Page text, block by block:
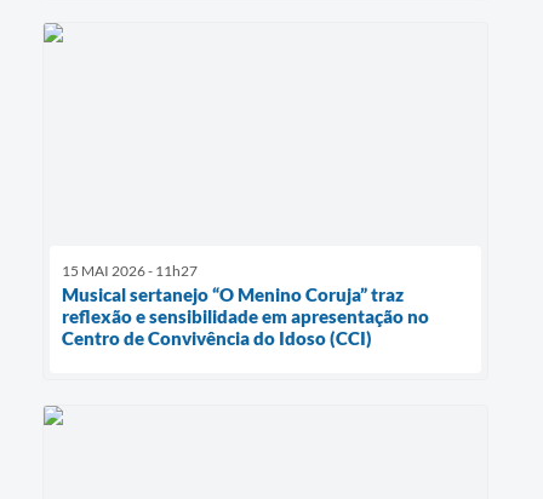
15 MAI 2026 - 11h27
Musical sertanejo “O Menino Coruja” traz
reflexão e sensibilidade em apresentação no
Centro de Convivência do Idoso (CCI)